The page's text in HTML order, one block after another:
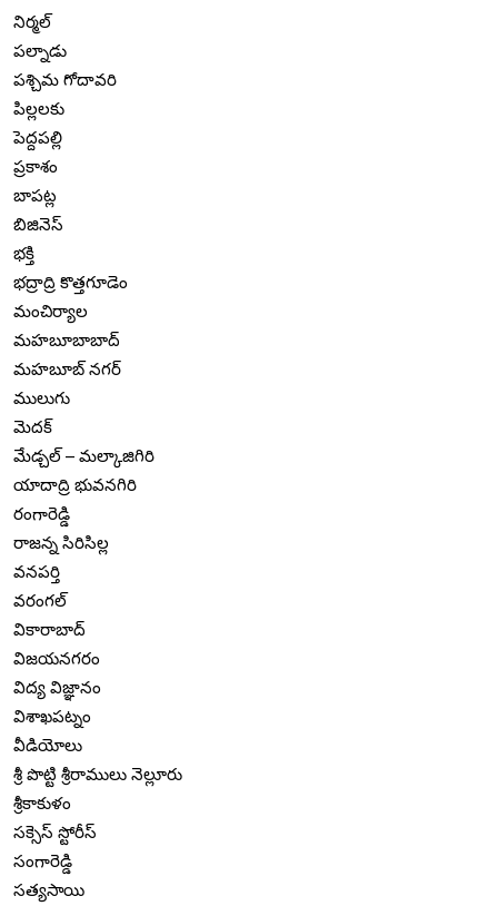
నిర్మల్
పల్నాడు
పశ్చిమ గోదావరి
పిల్లలకు
పెద్దపల్లి
ప్రకాశం
బాపట్ల
బిజినెస్
భక్తి
భద్రాద్రి కొత్తగూడెం
మంచిర్యాల
మహబూబాబాద్
మహబూబ్ నగర్
ములుగు
మెదక్
మేడ్చల్ – మల్కాజిగిరి
యాదాద్రి భువనగిరి
రంగారెడ్డి
రాజన్న సిరిసిల్ల
వనపర్తి
వరంగల్
వికారాబాద్
విజయనగరం
విద్య విజ్ఞానం
విశాఖపట్నం
వీడియోలు
శ్రీ పొట్టి శ్రీరాములు నెల్లూరు
శ్రీకాకుళం
సక్సెస్ స్టోరీస్
సంగారెడ్డి
సత్యసాయి